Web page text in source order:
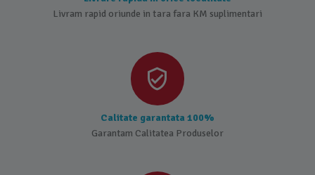
Livram rapid oriunde in tara fara KM suplimentari
Calitate garantata 100%
Garantam Calitatea Produselor